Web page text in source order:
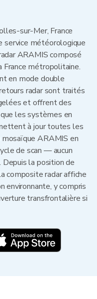
sur-Mer, France
météorologique
ARAMIS composé
métropolitaine.
en mode double
radar sont traités
et offrent des
les systèmes en
à jour toutes les
ARAMIS en
de scan — aucun
Depuis la position de
composite radar affiche
environnante, y compris
transfrontalière si